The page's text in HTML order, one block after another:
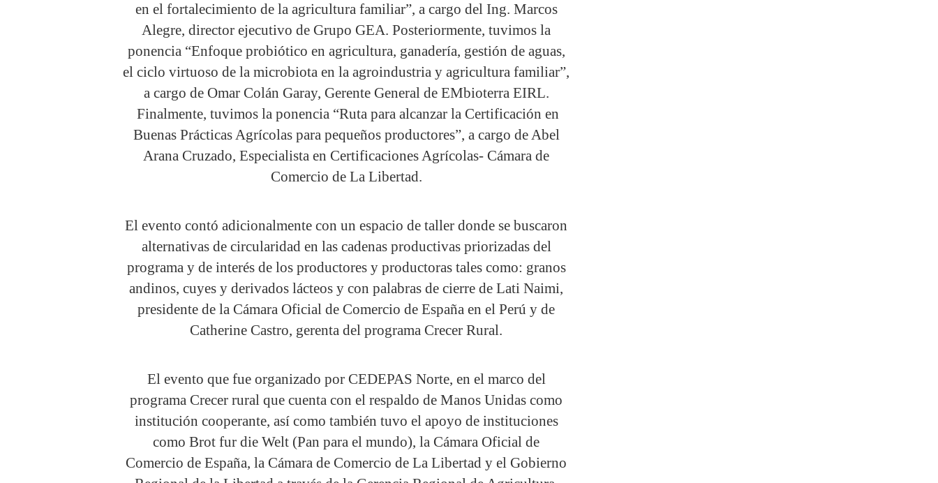
en el fortalecimiento de la agricultura familiar”, a cargo del Ing. Marcos
Alegre, director ejecutivo de Grupo GEA. Posteriormente, tuvimos la
ponencia “Enfoque probiótico en agricultura, ganadería, gestión de aguas,
el ciclo virtuoso de la microbiota en la agroindustria y agricultura familiar”,
a cargo de Omar Colán Garay, Gerente General de EMbioterra EIRL.
Finalmente, tuvimos la ponencia “Ruta para alcanzar la Certificación en
Buenas Prácticas Agrícolas para pequeños productores”, a cargo de Abel
Arana Cruzado, Especialista en Certificaciones Agrícolas- Cámara de
Comercio de La Libertad.
El evento contó adicionalmente con un espacio de taller donde se buscaron
alternativas de circularidad en las cadenas productivas priorizadas del
programa y de interés de los productores y productoras tales como: granos
andinos, cuyes y derivados lácteos y con palabras de cierre de Lati Naimi,
presidente de la Cámara Oficial de Comercio de España en el Perú y de
Catherine Castro, gerenta del programa Crecer Rural.
El evento que fue organizado por CEDEPAS Norte, en el marco del
programa Crecer rural que cuenta con el respaldo de Manos Unidas como
institución cooperante, así como también tuvo el apoyo de instituciones
como Brot fur die Welt (Pan para el mundo), la Cámara Oficial de
Comercio de España, la Cámara de Comercio de La Libertad y el Gobierno